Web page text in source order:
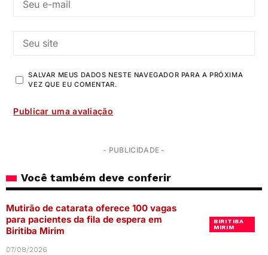
SALVAR MEUS DADOS NESTE NAVEGADOR PARA A PRÓXIMA
VEZ QUE EU COMENTAR.
- PUBLICIDADE -
Você também deve conferir
BIRITIBA
MIRIM
Mutirão de catarata oferece 100 vagas
para pacientes da fila de espera em
Biritiba Mirim
07/08/2026